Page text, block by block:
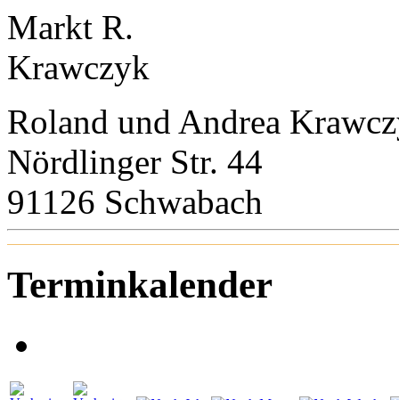
Roland und Andrea
Nördlinger Str. 44
91126 Schwabach
Terminkalender